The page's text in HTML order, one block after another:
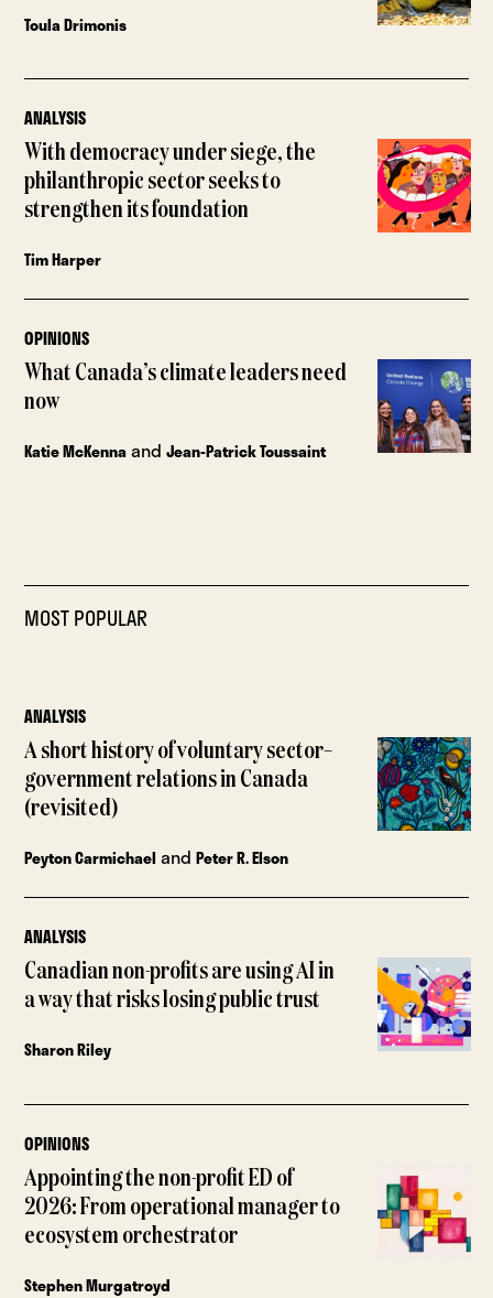
Toula Drimonis
ANALYSIS
With democracy under siege, the
philanthropic sector seeks to
strengthen its foundation
Tim Harper
OPINIONS
What Canada’s climate leaders need
now
Katie McKennaandJean-Patrick Toussaint
MOST POPULAR
ANALYSIS
A short history of voluntary sector–
government relations in Canada
(revisited)
Peyton Carmichael andPeter R. Elson
ANALYSIS
Canadian non-profits are using AI in
a way that risks losing public trust
Sharon Riley
OPINIONS
Appointing the non-profit ED of
2026: From operational manager to
ecosystem orchestrator
Stephen Murgatroyd